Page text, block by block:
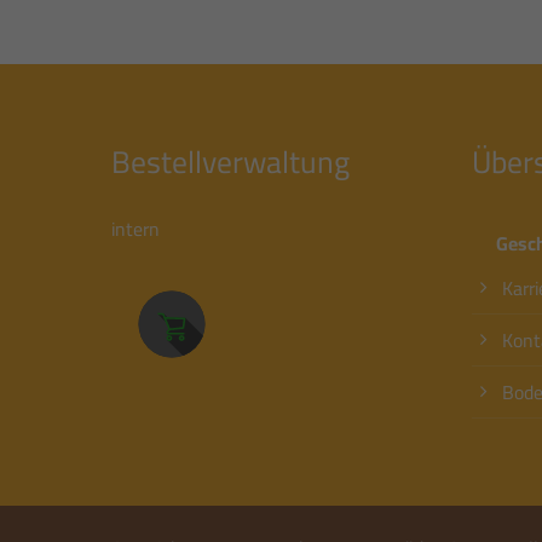
Bestellverwaltung
intern